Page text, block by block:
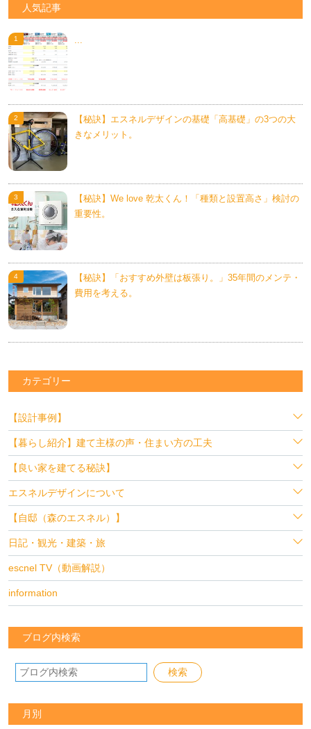
人気記事
...
【秘訣】エスネルデザインの基礎「高基礎」の3つの大
きなメリット。
【秘訣】We love 乾太くん！「種類と設置高さ」検討の
重要性。
【秘訣】「おすすめ外壁は板張り。」35年間のメンテ・
費用を考える。
カテゴリー
【設計事例】
【暮らし紹介】建て主様の声・住まい方の工夫
【良い家を建てる秘訣】
エスネルデザインについて
【自邸（森のエスネル）】
日記・観光・建築・旅
escnel TV（動画解説）
information
ブログ内検索
月別